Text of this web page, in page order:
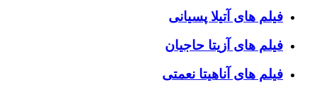
فیلم های آتیلا پسیانی
فیلم های آزیتا حاجیان
فیلم های آناهیتا نعمتی